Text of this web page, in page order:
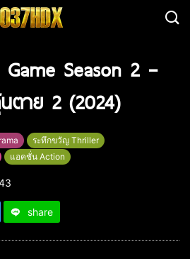
Season 2 –
ตาย 2 (2024)
ระทึกขวัญ Thriller
แอคชั่น Action
share